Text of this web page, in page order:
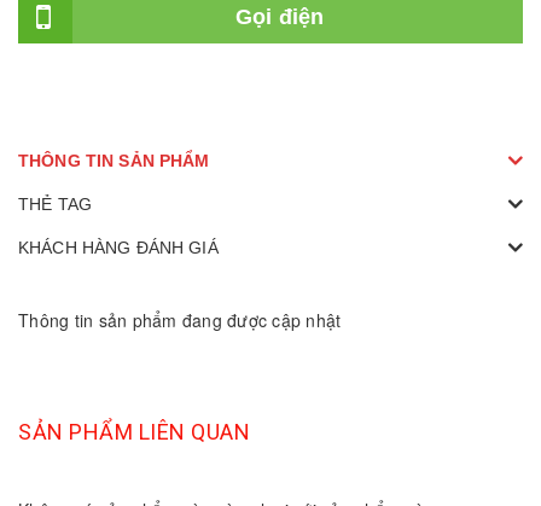
Gọi điện
THÔNG TIN SẢN PHẨM
THẺ TAG
KHÁCH HÀNG ĐÁNH GIÁ
Thông tin sản phẩm đang được cập nhật
SẢN PHẨM LIÊN QUAN